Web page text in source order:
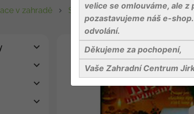
v zahradě Svíčky a vůně Knot pro
velice se omlouváme, ale
pozastavujeme náš e-
odvolání.
Děkujeme za pochopení,
Vaše Zahradní Centrum